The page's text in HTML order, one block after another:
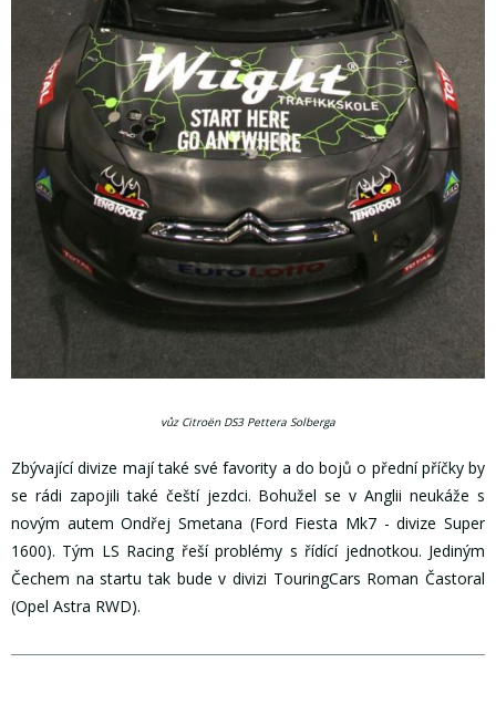
vůz Citroën DS3 Pettera Solberga
Zbývající divize mají také své favority a do bojů o přední příčky by
se rádi zapojili také čeští jezdci. Bohužel se v Anglii neukáže s
novým autem Ondřej Smetana (Ford Fiesta Mk7 - divize Super
1600). Tým LS Racing řeší problémy s řídící jednotkou. Jediným
Čechem na startu tak bude v divizi TouringCars Roman Častoral
(Opel Astra RWD).